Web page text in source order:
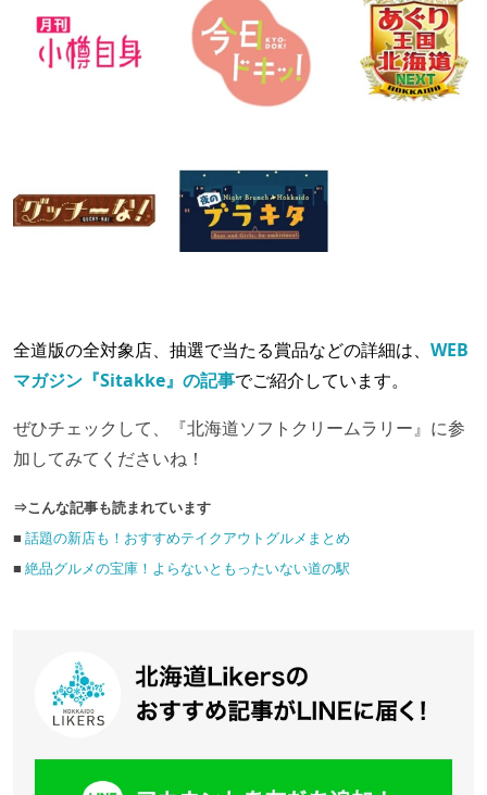
全道版の全対象店、抽選で当たる賞品などの詳細は、 WEB
マガジン『Sitakke』の記事でご紹介しています。
ぜひチェックして、『北海道ソフトクリームラリー』に参
加してみてくださいね！
⇒こんな記事も読まれています
■ 話題の新店も！おすすめテイクアウトグルメまとめ
■ 絶品グルメの宝庫！よらないともったいない道の駅